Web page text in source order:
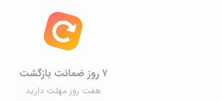
۷ روز ضمانت بازگشت
هفت روز مهلت دارید